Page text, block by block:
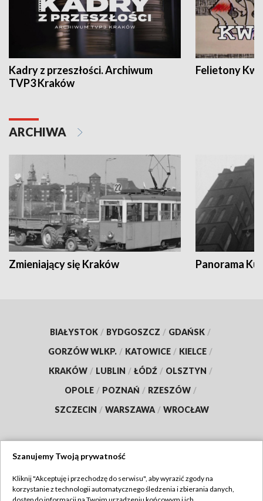
Kadry z przeszłości. Archiwum
TVP3 Kraków
Felietony
ARCHIWA
Zmieniający się Kraków Panorama
BIAŁYSTOK / BYDGOSZCZ / GDAŃSK /
GORZÓW WLKP. / KATOWICE / KIELCE /
KRAKÓW / LUBLIN / ŁÓDŹ / OLSZTYN /
OPOLE / POZNAŃ / RZESZÓW /
SZCZECIN / WARSZAWA / WROCŁAW
TVP
Szanujemy Twoją prywatność
Kliknij "Akceptuję i przechodzę do serwisu", aby wyrazić zgody na
korzystanie z technologii automatycznego śledzenia i zbierania danych,